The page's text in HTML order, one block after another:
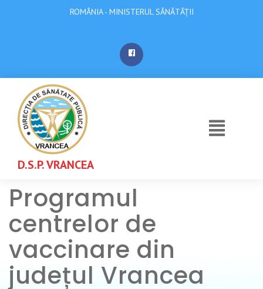
ROMÂNIA - MINISTERUL SĂNĂTĂȚII
D.S.P. VRANCEA
Programul
centrelor de
vaccinare din
județul Vrancea